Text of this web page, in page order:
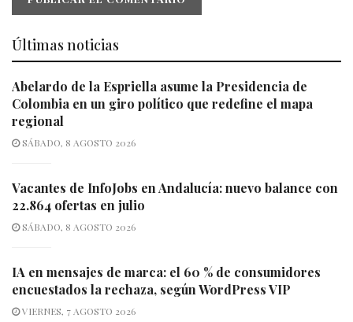
Últimas noticias
Abelardo de la Espriella asume la Presidencia de
Colombia en un giro político que redefine el mapa
regional
SÁBADO, 8 AGOSTO 2026
Vacantes de InfoJobs en Andalucía: nuevo balance con
22.864 ofertas en julio
SÁBADO, 8 AGOSTO 2026
IA en mensajes de marca: el 60 % de consumidores
encuestados la rechaza, según WordPress VIP
VIERNES, 7 AGOSTO 2026